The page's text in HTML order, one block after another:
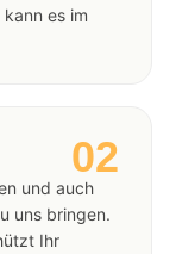
es im
02
und auch
uns bringen.
Ihr